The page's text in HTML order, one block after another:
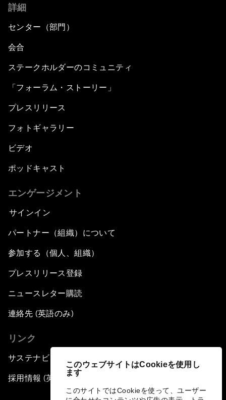
このウェブサイトはCookieを使用し
ます
このサイトではCookieを使って、ユーザー
詳細
センター（部門）
会合
ステークホルダーのコミュニティ
「フォーラム・ストーリー」
プレスリリース
フォトギャラリー
ビデオ
ポッドキャスト
エンゲージメント
サインイン
パートナー（組織）について
参加する（個人、組織）
プレスリリース登録
ニュースレター購読
連絡先 (英語のみ)
リンク
サステナビリティへの取り組み
採用情報 (英語のみ)